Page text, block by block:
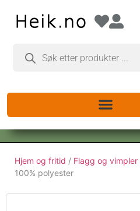
Hjem og fritid / Flagg og vimpler
100% polyester